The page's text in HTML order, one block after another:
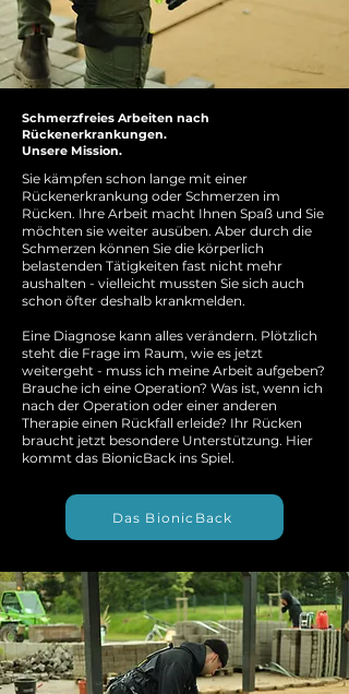
Schmerzfreies Arbeiten nach
Rückenerkrankungen.
Unsere Mission.
Sie kämpfen schon lange mit einer
Rückenerkrankung oder Schmerzen im
Rücken. Ihre Arbeit macht Ihnen Spaß und Sie
möchten sie weiter ausüben. Aber durch die
Schmerzen können Sie die körperlich
belastenden Tätigkeiten fast nicht mehr
aushalten - vielleicht mussten Sie sich auch
schon öfter deshalb krankmelden.
Eine Diagnose kann alles verändern. Plötzlich
steht die Frage im Raum, wie es jetzt
weitergeht - muss ich meine Arbeit aufgeben?
Brauche ich eine Operation? Was ist, wenn ich
nach der Operation oder einer anderen
Therapie einen Rückfall erleide? Ihr Rücken
braucht jetzt besondere Unterstützung. Hier
kommt das BionicBack ins Spiel.
Das BionicBack